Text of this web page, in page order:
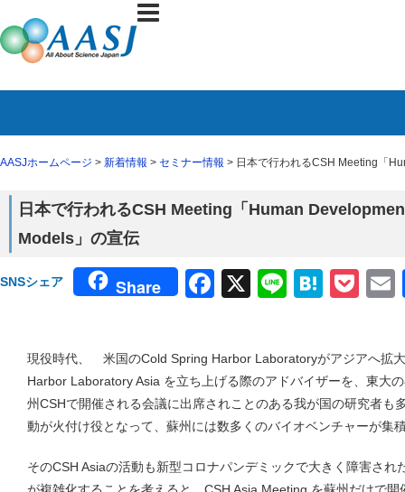
AASJホームページ > 新着情報 > セミナー情報 > 日本で行われるCSH Meeting「
日本で行われるCSH Meeting「Human
Models」の宣伝
SNSシェア Share Facebook
X Line
現役時代、 米国のCold Spring Harbor Laboratoryがアジアへ拡
Harbor Laboratory Asia を立ち上げる際のアドバイザーを、東大
州CSHで開催される会議に出席されことのある我が国の研究者も
動が火付け役となって、蘇州には数多くのバイオベンチャーが集
そのCSH Asiaの活動も新型コロナパンデミックで大きく障害され
が複雑化することを考えると、CSH Asia Meeting を蘇州だけで